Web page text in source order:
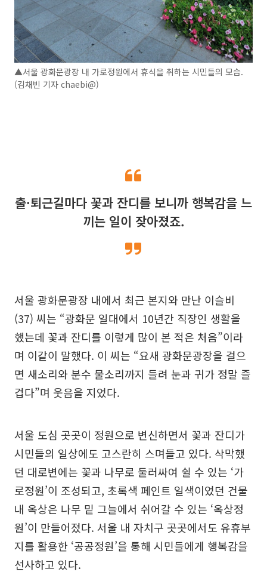
▲서울 광화문광장 내 가로정원에서 휴식을 취하는 시민들의 모습.
(김채빈 기자 chaebi@)
출·퇴근길마다 꽃과 잔디를 보니까 행복감을 느
끼는 일이 잦아졌죠.
서울 광화문광장 내에서 최근 본지와 만난 이슬비
(37) 씨는 “광화문 일대에서 10년간 직장인 생활을
했는데 꽃과 잔디를 이렇게 많이 본 적은 처음”이라
며 이같이 말했다. 이 씨는 “요새 광화문광장을 걸으
면 새소리와 분수 물소리까지 들려 눈과 귀가 정말 즐
겁다”며 웃음을 지었다.
서울 도심 곳곳이 정원으로 변신하면서 꽃과 잔디가
시민들의 일상에도 고스란히 스며들고 있다. 삭막했
던 대로변에는 꽃과 나무로 둘러싸여 쉴 수 있는 ‘가
로정원’이 조성되고, 초록색 페인트 일색이었던 건물
내 옥상은 나무 밑 그늘에서 쉬어갈 수 있는 ‘옥상정
원’이 만들어졌다. 서울 내 자치구 곳곳에서도 유휴부
지를 활용한 ‘공공정원’을 통해 시민들에게 행복감을
선사하고 있다.